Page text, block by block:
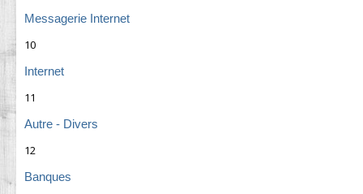
Messagerie Internet
10
Internet
11
Autre - Divers
12
Banques